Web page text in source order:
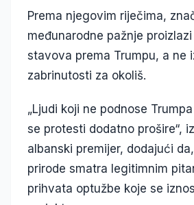
Prema njegovim riječima,
međunarodne pažnje
stavova prema Trumpu, a ne
zabrinutosti za okoliš.
„Ljudi koji ne podnose
se protesti dodatno prošire“,
albanski premijer, dodajući
prirode smatra legitimnim
prihvata optužbe koje se